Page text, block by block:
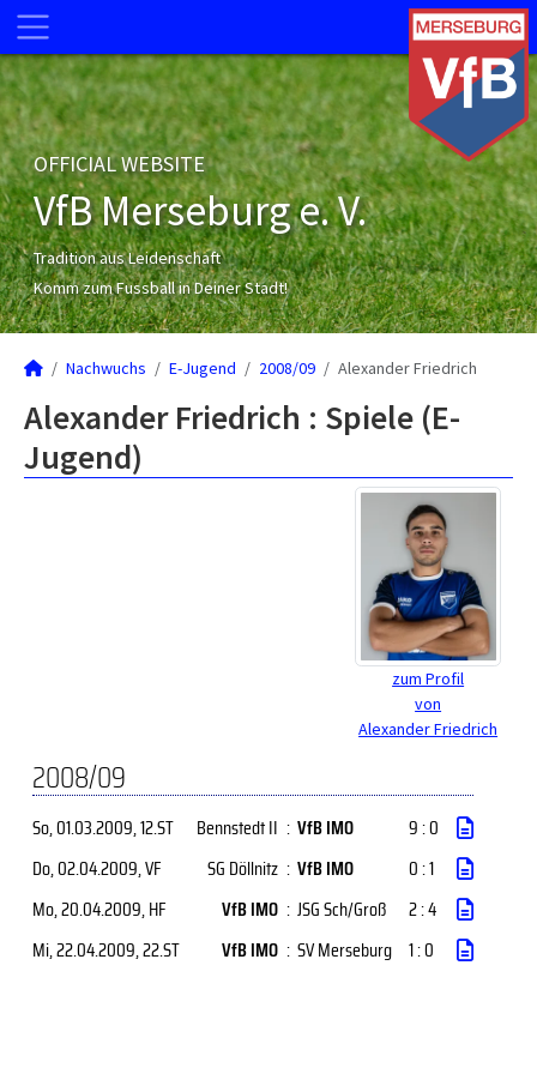
OFFICIAL WEBSITE
VfB Merseburg e. V.
Tradition aus Leidenschaft
Komm zum Fussball in Deiner Stadt!
Nachwuchs E-Jugend 2008/09 Alexander Friedrich
Alexander Friedrich : Spiele (E-
Jugend)
zum Profil
von
Alexander Friedrich
2008/09
So, 01.03.2009, 12.ST Bennstedt II : VfB IMO
9 : 0
Do, 02.04.2009, VF SG Döllnitz : VfB IMO
0 : 1
Mo, 20.04.2009, HF VfB IMO : JSG Sch/Groß
2 : 4
Mi, 22.04.2009, 22.ST VfB IMO : SV Merseburg 1 : 0